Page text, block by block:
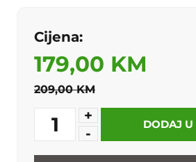
Cijena:
179,00 KM
209,00 KM
1
+
-
DODAJ U